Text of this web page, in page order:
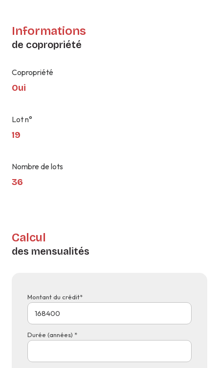
Informations
de copropriété
Copropriété
Oui
Lot n°
19
Nombre de lots
36
Calcul
des mensualités
Montant du crédit*
Durée (années) *